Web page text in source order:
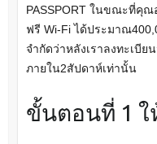
PASSPORT ในขณะที่คุ
ฟรี Wi-Fi ได้ประมาณ
จำกัดว่าหลังเราลงทะเบีย
ภายใน2สัปดาห์เท่านั้น
ขั้นตอนที่ 1 ใ